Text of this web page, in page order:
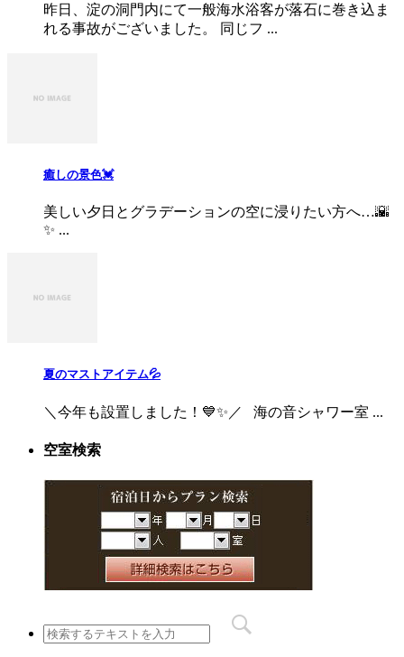
昨日、淀の洞門内にて一般海水浴客が落石に巻き込ま
れる事故がございました。 同じフ ...
癒しの景色💓
美しい夕日とグラデーションの空に浸りたい方へ…🌇
✨ ...
夏のマストアイテム💦
＼今年も設置しました！💙✨／ 海の音シャワー室 ...
空室検索